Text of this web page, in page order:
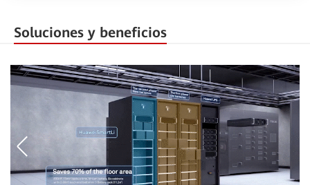
Soluciones y beneficios